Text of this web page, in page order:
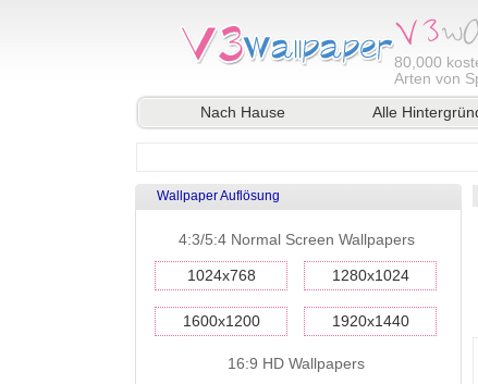
80,000
Arten von
Nach Hause Alle
Wallpaper Auflösung
4:3/5:4 Normal Screen Wallpapers
1024x768 1280x1024
1600x1200 1920x1440
16:9 HD Wallpapers